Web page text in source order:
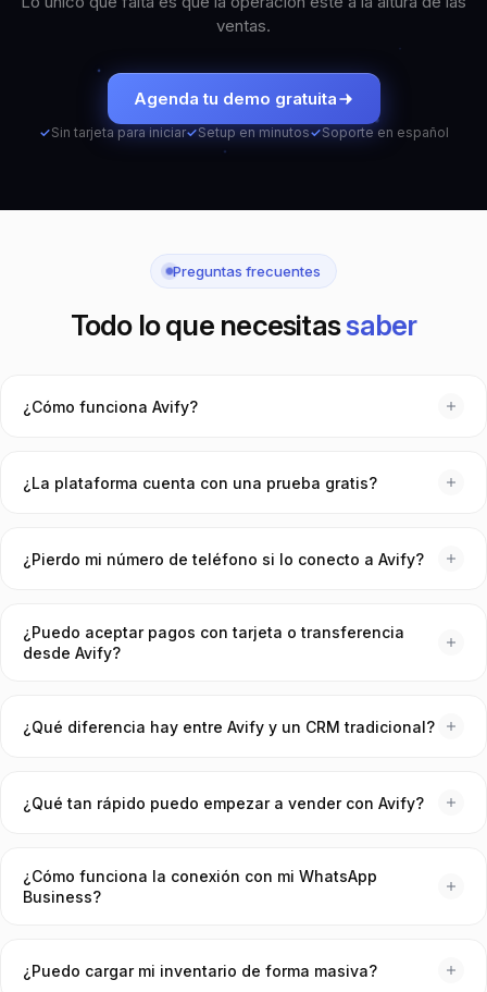
ventas.
Agenda tu demo gratuita
✓Sin tarjeta para iniciar✓Setup en minutos✓Soporte en español
Preguntas frecuentes
Todo lo que necesitassaber
¿Cómo funciona Avify?
canales, cargas tu catálogo e inventario, y a partir de ahí
¿La plataforma cuenta con una prueba gratis?
garantía de devolución sin preguntas.
¿Pierdo mi número de teléfono si lo conecto a Avify?
oficial de WhatsApp Business de Meta — no pierdes
conversaciones, historial ni contactos.
¿Puedo aceptar pagos con tarjeta o transferencia
desde Avify?
bancaria. También incluimos facturación electrónica timbrada
¿Qué diferencia hay entre Avify y un CRM tradicional?
WhatsApp: combina conversaciones, pedidos, inventario,
¿Qué tan rápido puedo empezar a vender con Avify?
horas. Nuestro equipo te acompaña en la conexión de
WhatsApp, configuración inicial y migración de contactos.
¿Cómo funciona la conexión con mi WhatsApp
Business?
a paso. Una vez conectado, todos los mensajes llegan a la
¿Puedo cargar mi inventario de forma masiva?